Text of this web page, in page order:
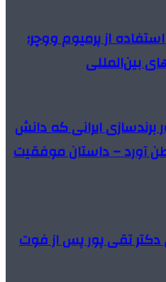
از پرمیوم ووچر؛
بین‌المللی
برندسازی ایرانی که دانش
آورد – داستان موفقیت
دکتر تقی پور پس از فوت